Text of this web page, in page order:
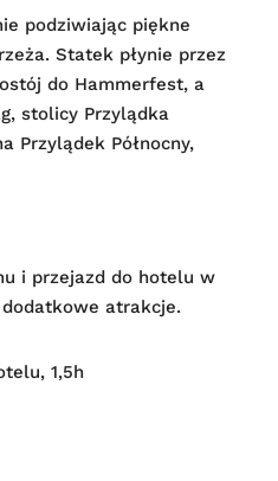
podziwiając piękne
Statek płynie przez
do Hammerfest, a
stolicy Przylądka
Przylądek Północny,
i przejazd do hotelu w
atrakcje.
1,5h